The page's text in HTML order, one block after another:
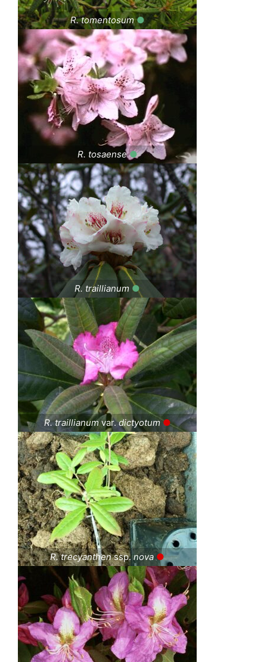
R. tomentosum ●
R. tosaense ●
R. traillianum ●
R. traillianum var. dictyotum ●
R. trecyanthenssp.nova ●